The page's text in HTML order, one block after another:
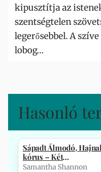
kipusztítja az
szentségtelen
legerősebbel. A
lobog…
Hasonló
Sápadt Álmodó,
kórus – Két
Csontszüret-tö…
Samantha Shannon